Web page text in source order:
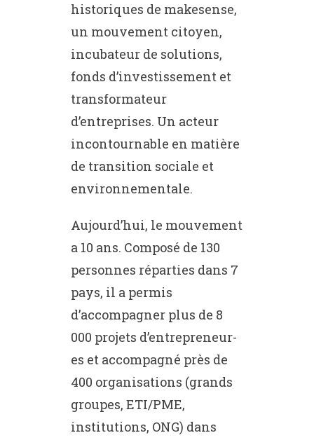
historiques de makesense,
un mouvement citoyen,
incubateur de solutions,
fonds d’investissement et
transformateur
d’entreprises. Un acteur
incontournable en matière
de transition sociale et
environnementale.
Aujourd’hui, le mouvement
a 10 ans. Composé de 130
personnes réparties dans 7
pays, il a permis
d’accompagner plus de 8
000 projets d’entrepreneur-
es et accompagné près de
400 organisations (grands
groupes, ETI/PME,
institutions, ONG) dans